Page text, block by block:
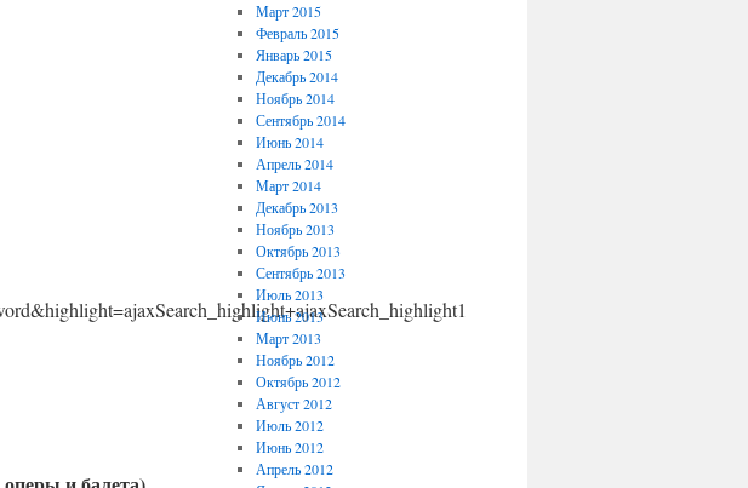
Март 2015
Февраль 2015
Январь 2015
Декабрь 2014
Ноябрь 2014
Сентябрь 2014
Июнь 2014
Апрель 2014
Март 2014
Декабрь 2013
Ноябрь 2013
Октябрь 2013
Сентябрь 2013
Июль 2013
Июнь 2013
Март 2013
Ноябрь 2012
Октябрь 2012
Август 2012
Июль 2012
Июнь 2012
Апрель 2012